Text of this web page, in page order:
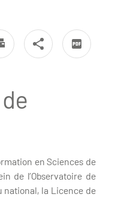
en Sciences de
de l’Observatoire de
national, la Licence de